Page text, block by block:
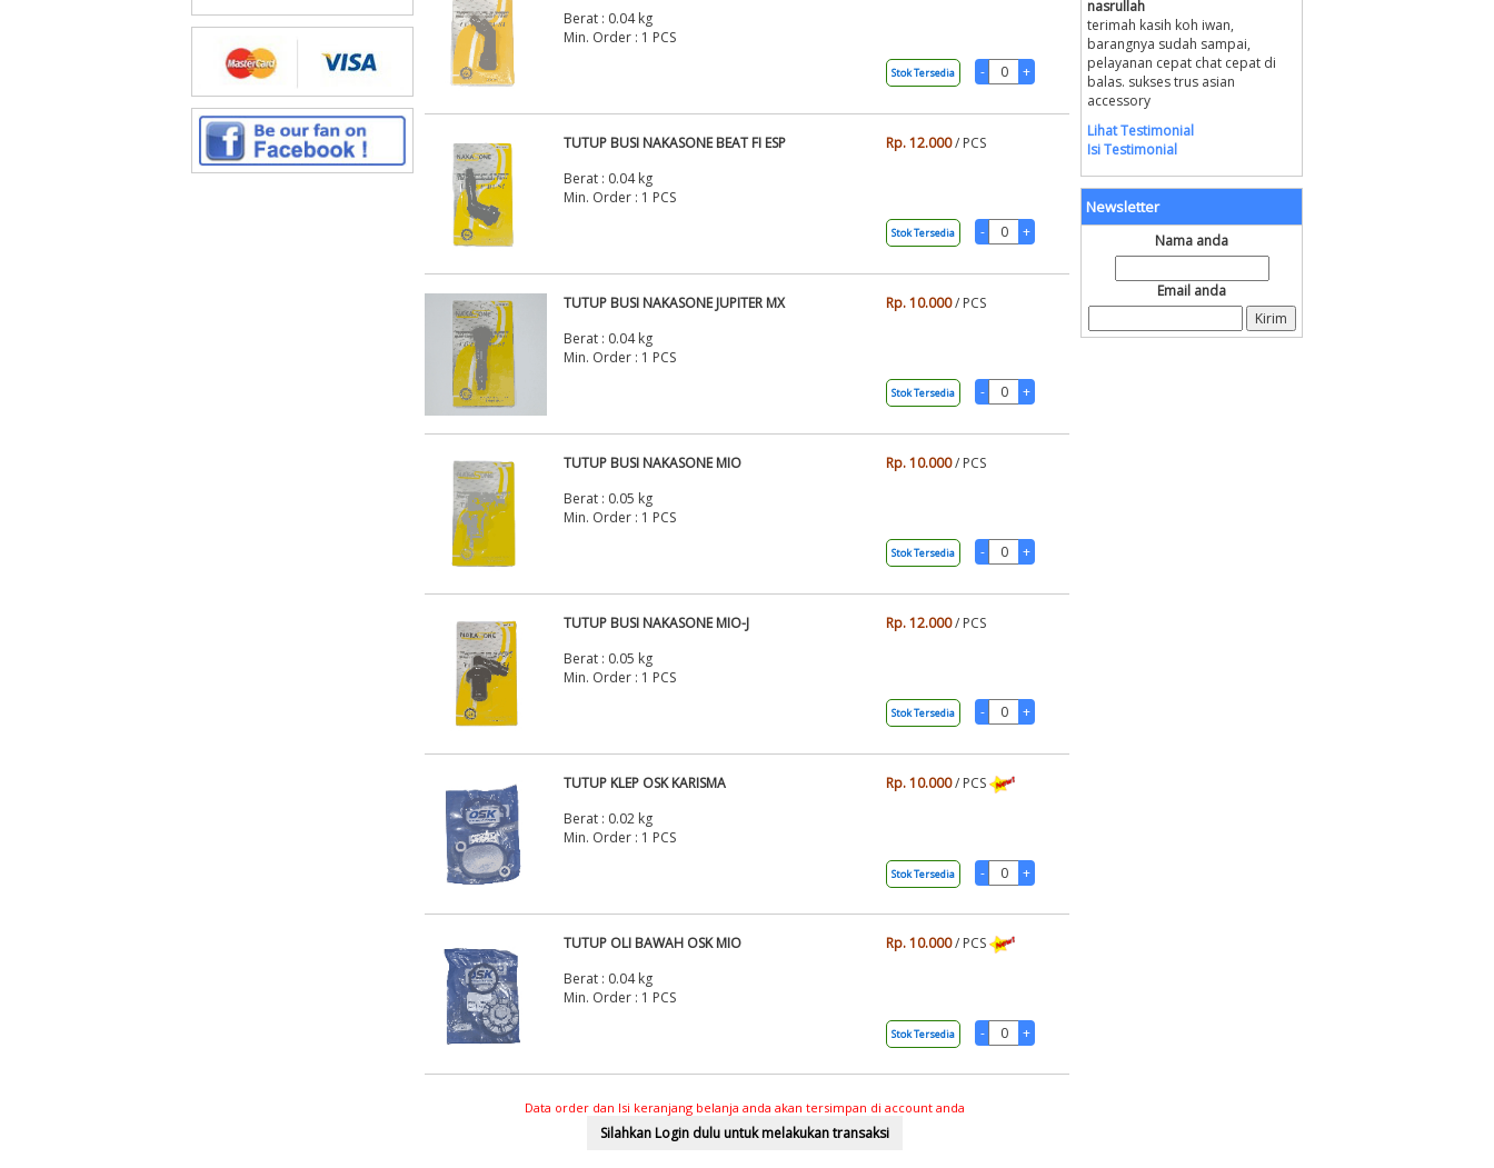
Berat : 0.04 kg
Min. Order : 1 PCS
Stok Tersedia
TUTUP BUSI NAKASONE BEAT FI ESP
Berat : 0.04 kg
Min. Order : 1 PCS
Rp. 12.000/ PCS
Stok Tersedia
TUTUP BUSI NAKASONE JUPITER MX
Berat : 0.04 kg
Min. Order : 1 PCS
Rp. 10.000/ PCS
Stok Tersedia
TUTUP BUSI NAKASONE MIO
Berat : 0.05 kg
Min. Order : 1 PCS
Rp. 10.000/ PCS
Stok Tersedia
TUTUP BUSI NAKASONE MIO-J
Berat : 0.05 kg
Min. Order : 1 PCS
Rp. 12.000/ PCS
Stok Tersedia
TUTUP KLEP OSK KARISMA
Berat : 0.02 kg
Min. Order : 1 PCS
Rp. 10.000/ PCS
Stok Tersedia
TUTUP OLI BAWAH OSK MIO
Berat : 0.04 kg
Min. Order : 1 PCS
Rp. 10.000/ PCS
Stok Tersedia
Data order dan Isi keranjang belanja anda akan tersimpan di account anda
nasrullah
terimah kasih koh iwan,
barangnya sudah sampai,
pelayanan cepat chat cepat di
balas. sukses trus asian
accessory
Lihat Testimonial
Isi Testimonial
Newsletter
Nama anda
Email anda